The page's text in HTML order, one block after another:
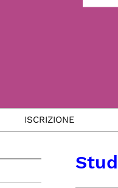
ISCRIZIONE